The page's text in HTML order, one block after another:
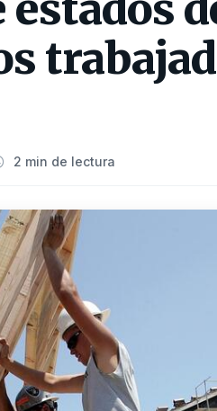
2 min de lectura